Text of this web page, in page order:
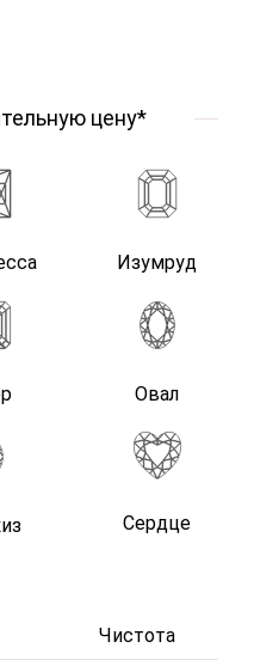
цену*
Изумруд
Овал
Сердце
Чистота